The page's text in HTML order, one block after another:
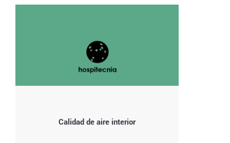
Calidad de aire interior